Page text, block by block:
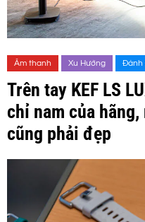
Âm thanh Xu Hướng Đánh
Trên tay KEF LS
chỉ nam của
cũng phải đẹp